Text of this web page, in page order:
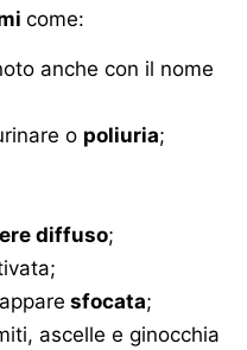
come:
anche con il nome
o poliuria;
diffuso;
sfocata;
ascelle e ginocchia